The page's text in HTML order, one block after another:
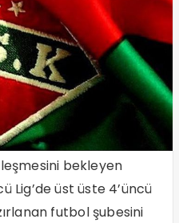
bekleyen
Lig’de üst üste 4’üncü
futbol şubesini